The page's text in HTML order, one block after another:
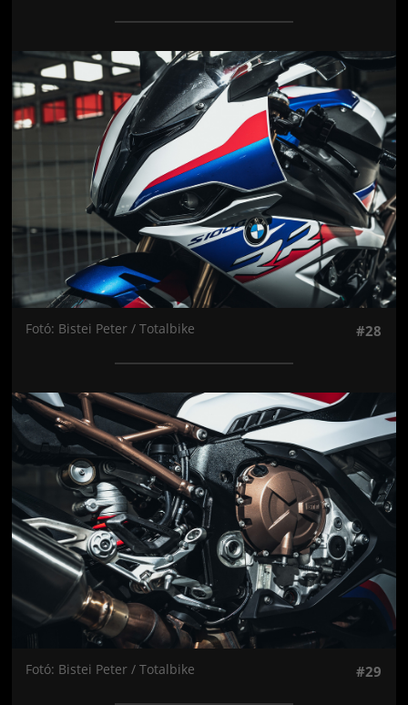
Jön még kép!
Fotó: Bistei Peter / Totalbike #28
Jön még kép!
Fotó: Bistei Peter / Totalbike #29